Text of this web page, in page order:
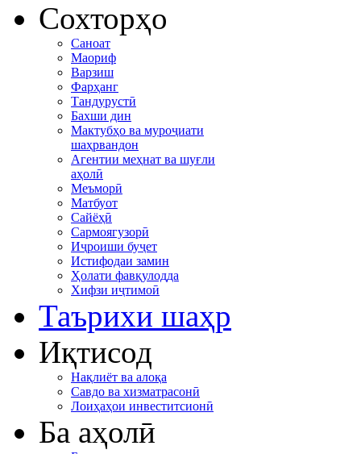
Сохторҳо
Саноат
Маориф
Варзиш
Фарҳанг
Тандурустӣ
Бахши дин
Мактубҳо ва муроҷиати
шаҳрвандон
Агентии меҳнат ва шуғли
аҳолӣ
Меъморӣ
Матбуот
Сайёҳӣ
Сармоягузорӣ
Иҷроиши буҷет
Истифодаи замин
Ҳолати фавқулодда
Хифзи иҷтимоӣ
Таърихи шаҳр
Иқтисод
Нақлиёт ва алоқа
Савдо ва хизматрасонӣ
Лоиҳаҳои инвеститсионӣ
Ба аҳолӣ